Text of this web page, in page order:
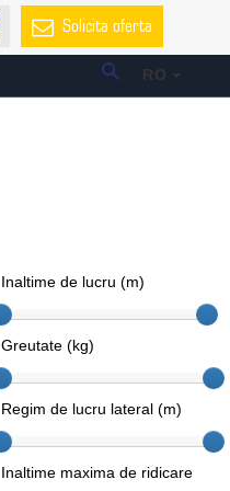
Solicita oferta
RO
Inaltime de lucru (m)
Greutate (kg)
Regim de lucru lateral (m)
Inaltime maxima de ridicare